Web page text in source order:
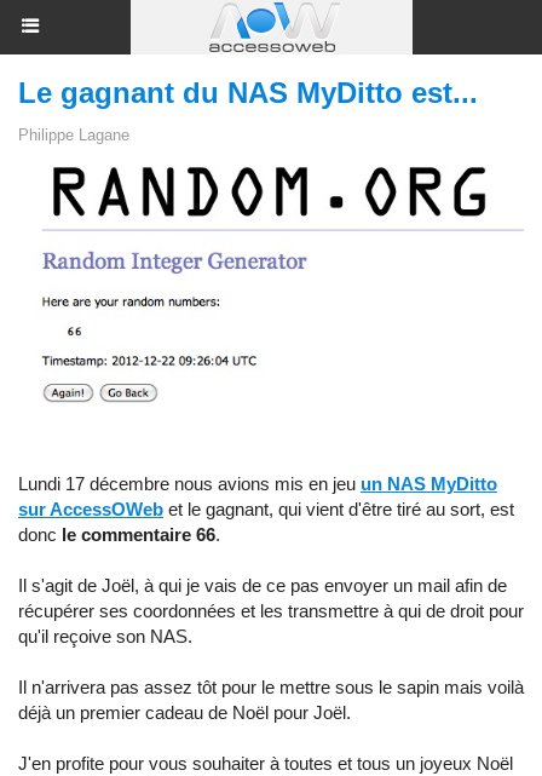
Le gagnant du NAS MyDitto est...
Philippe Lagane
Lundi 17 décembre nous avions mis en jeu un NAS MyDitto
sur AccessOWeb et le gagnant, qui vient d'être tiré au sort, est
donc le commentaire 66.
Il s'agit de Joël, à qui je vais de ce pas envoyer un mail afin de
récupérer ses coordonnées et les transmettre à qui de droit pour
qu'il reçoive son NAS.
Il n'arrivera pas assez tôt pour le mettre sous le sapin mais voilà
déjà un premier cadeau de Noël pour Joël.
J'en profite pour vous souhaiter à toutes et tous un joyeux Noël